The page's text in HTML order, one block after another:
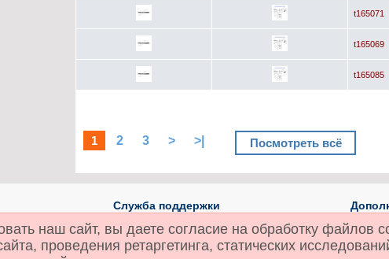
t165071
t165069
t165085
1 2 3 > >| Посмотреть всё
персональных
Служба поддержки
Связаться с нами
Карта сайта
наш сайт, вы даете согласие на обработку файлов
проведения ретаргетинга, статических